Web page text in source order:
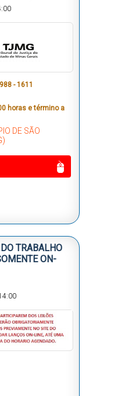
- 1611
horas e término a
DE SÃO
TRABALHO
ON-